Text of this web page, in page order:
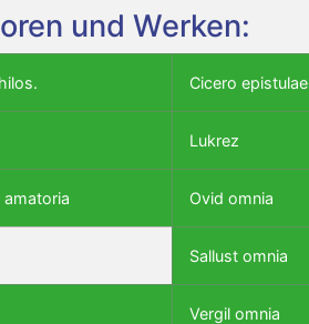
und Werken:
Cicero epistulae
Lukrez
amatoria Ovid omnia
Sallust omnia
Vergil omnia